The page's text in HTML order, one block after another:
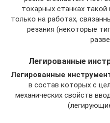
токарных станках такой
только на работах,
резания (некоторые
Легированные
Легированные
в состав которых с
механических свойств